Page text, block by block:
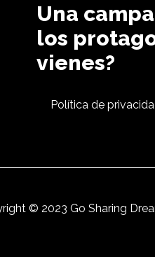
Una
los
vienes?
Política de
© 2023 Go Sharing